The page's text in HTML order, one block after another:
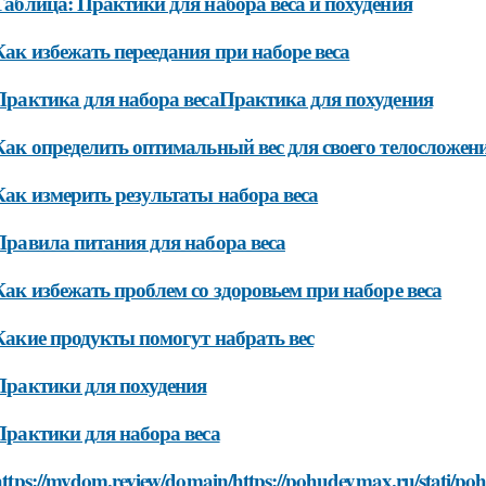
избежать переедания при наборе веса
для набора весаПрактика для похудения
определить оптимальный вес для своего
измерить результаты набора веса
питания для набора веса
избежать проблем со здоровьем при наборе веса
продукты помогут набрать вес
для похудения
для набора веса
mydom.review/domain/https://pohudeymax.ru/stati/